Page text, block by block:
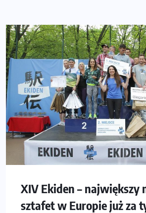
XIV Ekiden – największy
sztafet w Europie już za